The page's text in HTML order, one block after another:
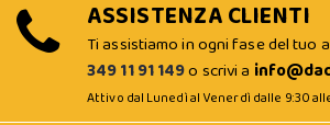
ASSISTENZA CLIENTI
Ti assistiamo in ogni fase del tuo
349 11 91 149o scrivi a
Attivo dal Lunedì al Venerdì dalle 9:30